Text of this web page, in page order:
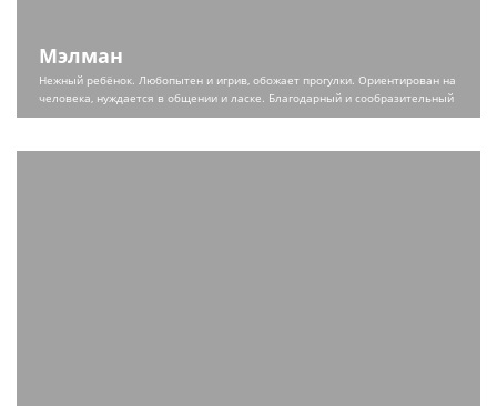
Мэлман
Нежный ребёнок. Любопытен и игрив, обожает прогулки. Ориентирован на
человека, нуждается в общении и ласке. Благодарный и сообразительный